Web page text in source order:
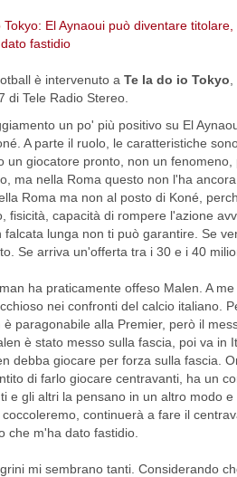
è intervenuto a Te la do io Tokyo
di Tele Radio Stereo.
un po' più positivo su El
A parte il ruolo, le caratteristiche
un giocatore pronto, non un
ma nella Roma questo non l'ha
Roma ma non al posto di Koné,
fisicità, capacità di rompere l'azione
lunga non ti può garantire. Se
Se arriva un'offerta tra i 30 e i 40
ha praticamente offeso Malen. A
nei confronti del calcio italiano.
paragonabile alla Premier, però il
è stato messo sulla fascia, poi va in
debba giocare per forza sulla fascia.
di farlo giocare centravanti, ha un
e gli altri la pensano in un altro modo
continuerà a fare il
che m'ha dato fastidio.
mi sembrano tanti. Considerando